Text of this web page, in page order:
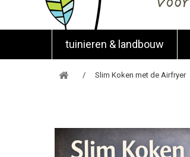
tuinieren & landbouw
Slim Koken met de Airfryer